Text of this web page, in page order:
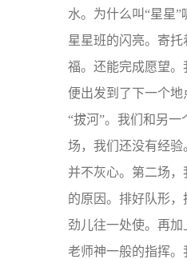
水。为什么叫“星星
星星班的闪亮。寄
福。还能完成愿望。
便出发到了下一个地
“拔河”。我们和另
场，我们还没有经验
并不灰心。第二场
的原因。排好队形，
劲儿往一处使。再
老师神一般的指挥